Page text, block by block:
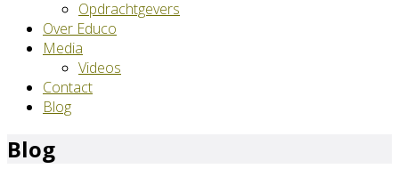
Opdrachtgevers
Over Educo
Media
Videos
Contact
Blog
Blog